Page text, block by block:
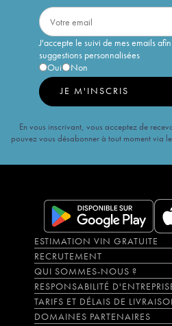
J'accepte le suivi de mes emails
suggestions personnalisées
Oui
Non
JE M'INSCRIS
En vous inscrivant, vous acceptez de
pouvez vous désabonner à tout moment via
ESTIMATION VIN GRATUITE
RECRUTEMENT
QUI SOMMES-NOUS ?
RESPONSABILITÉ
TARIFS ET DÉLAIS DE
DOMAINES PARTENAIRES